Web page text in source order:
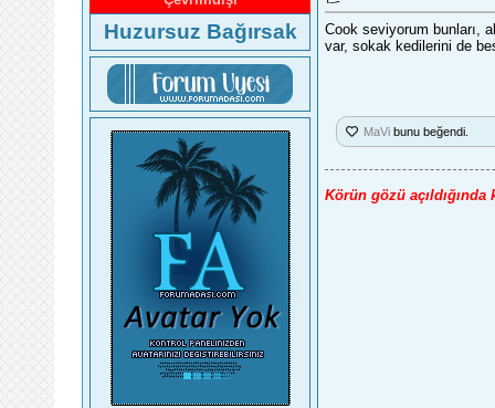
Huzursuz Bağırsak
Cook seviyorum bunları,
var, sokak kedilerini de
MaVi bunu beğendi.
Körün gözü açıldığında